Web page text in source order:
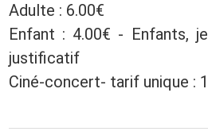
Adulte : 6.00€
Enfant : 4.00€ - Enfants,
justificatif
Ciné-concert- tarif unique :